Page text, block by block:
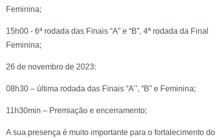
Feminina;
15h00 - 6ª rodada das Finais “A” e “B”, 4ª rodada da Final
Feminina;
26 de novembro de 2023:
08h30 – última rodada das Finais “A’’, “B” e Feminina;
11h30min – Premiação e encerramento;
A sua presença é muito importante para o fortalecimento do